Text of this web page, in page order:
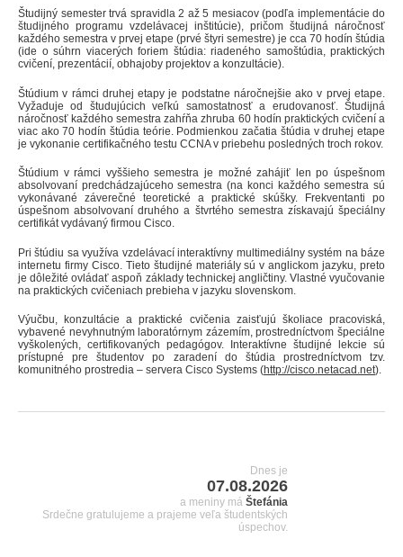
Študijný semester trvá spravidla 2 až 5 mesiacov (podľa implementácie do
študijného programu vzdelávacej inštitúcie), pričom študijná náročnosť
každého semestra v prvej etape (prvé štyri semestre) je cca 70 hodín štúdia
(ide o súhrn viacerých foriem štúdia: riadeného samoštúdia, praktických
cvičení, prezentácií, obhajoby projektov a konzultácie).
Štúdium v rámci druhej etapy je podstatne náročnejšie ako v prvej etape.
Vyžaduje od študujúcich veľkú samostatnosť a erudovanosť. Študijná
náročnosť každého semestra zahŕňa zhruba 60 hodín praktických cvičení a
viac ako 70 hodín štúdia teórie. Podmienkou začatia štúdia v druhej etape
je vykonanie certifikačného testu CCNA v priebehu posledných troch rokov.
Štúdium v rámci vyššieho semestra je možné zahájiť len po úspešnom
absolvovaní predchádzajúceho semestra (na konci každého semestra sú
vykonávané záverečné teoretické a praktické skúšky. Frekventanti po
úspešnom absolvovaní druhého a štvrtého semestra získavajú špeciálny
certifikát vydávaný firmou Cisco.
Pri štúdiu sa využíva vzdelávací interaktívny multimediálny systém na báze
internetu firmy Cisco. Tieto študijné materiály sú v anglickom jazyku, preto
je dôležité ovládať aspoň základy technickej angličtiny. Vlastné vyučovanie
na praktických cvičeniach prebieha v jazyku slovenskom.
Výučbu, konzultácie a praktické cvičenia zaisťujú školiace pracoviská,
vybavené nevyhnutným laboratórnym zázemím, prostredníctvom špeciálne
vyškolených, certifikovaných pedagógov. Interaktívne študijné lekcie sú
prístupné pre študentov po zaradení do štúdia prostredníctvom tzv.
komunitného prostredia – servera Cisco Systems (http://cisco.netacad.net).
Dnes je
07.08.2026
a meniny má Štefánia
Srdečne gratulujeme a prajeme veľa študentských
úspechov.